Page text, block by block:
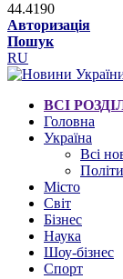
44.4190
Авторизація
Пошук
RU
ВСІ
Головна
Україна
Всі
Місто
Світ
Бізнес
Наука
Шоу-бізнес
Спорт